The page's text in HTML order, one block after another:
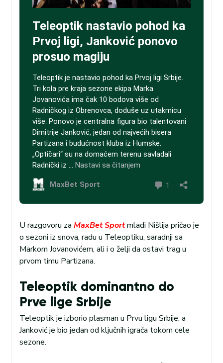
U razgovoru za MaxBet Sportmladi Nišlija pričao je
o sezoni iz snova, radu u Teleoptiku, saradnji sa
Markom Jovanovićem, ali i o želji da ostavi trag u
prvom timu Partizana.
Teleoptik dominantno do
Prve lige Srbije
Teleoptik je izborio plasman u Prvu ligu Srbije, a
Janković je bio jedan od ključnih igrača tokom cele
sezone.